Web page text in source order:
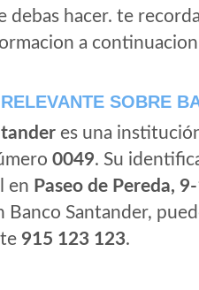
debas hacer. te
a
SOBRE
es una
0049. Su
en Paseo de Pereda,
Banco Santander,
915 123 123.